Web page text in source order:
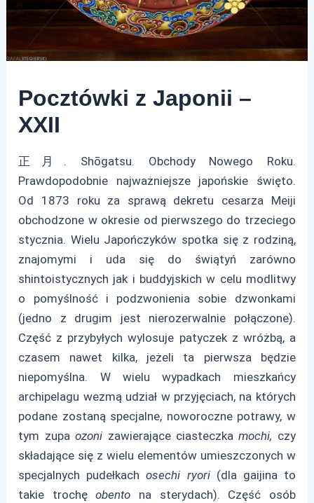
Pocztówki z Japonii –
XXII
正月. Shōgatsu. Obchody Nowego Roku.
Prawdopodobnie najważniejsze japońskie święto.
Od 1873 roku za sprawą dekretu cesarza Meiji
obchodzone w okresie od pierwszego do trzeciego
stycznia. Wielu Japończyków spotka się z rodziną,
znajomymi i uda się do świątyń zarówno
shintoistycznych jak i buddyjskich w celu modlitwy
o pomyślność i podzwonienia sobie dzwonkami
(jedno z drugim jest nierozerwalnie połączone).
Część z przybyłych wylosuje patyczek z wróżbą, a
czasem nawet kilka, jeżeli ta pierwsza będzie
niepomyślna. W wielu wypadkach mieszkańcy
archipelagu wezmą udział w przyjęciach, na których
podane zostaną specjalne, noworoczne potrawy, w
tym zupaozoni zawierające ciasteczkamochi, czy
składające się z wielu elementów umieszczonych w
specjalnych pudełkachosechi ryori(dla gaijina to
takie trochęobento na sterydach). Część osób